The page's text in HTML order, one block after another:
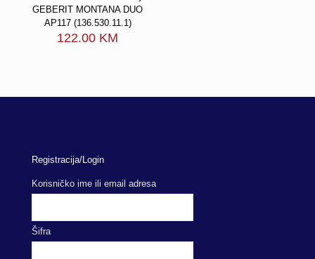
GEBERIT MONTANA DUO
AP117 (136.530.11.1)
122.00 KM
Registracija/Login
Korisničko ime ili email adresa
Šifra